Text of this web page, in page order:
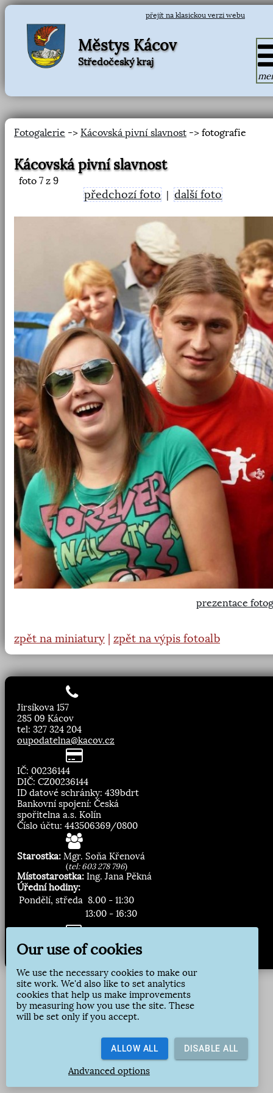
přejít na klasickou verzi webu
Městys Kácov
Středočeský kraj
Fotogalerie -> Kácovská pivní slavnost -> fotografie
Kácovská pivní slavnost
foto 7 z 9
předchozí foto |další foto
prezentace
zpět na miniatury zpět na výpis fotoalb
Jirsíkova 157
285 09 Kácov
tel: 327 324 204
oupodatelna@kacov.cz
IČ: 00236144
DIČ: CZ00236144
ID datové schránky: 439bdrt
Bankovní spojení: Česká
spořitelna a.s. Kolín
Číslo účtu: 443506369/0800
Starostka: Mgr. Soňa Křenová
(tel: 603 278 796)
Místostarostka: Ing. Jana Pěkná
Úřední hodiny:
Pondělí, středa 8.00 - 11:30
13:00 - 16:30
Zasílání novinek:
Our use of cookies
We use the necessary cookies to make our
site work. We'd also like to set analytics
cookies that help us make improvements
by measuring how you use the site. These
will be set only if you accept.
ALLOW ALL DISABLE ALL
Andvanced options